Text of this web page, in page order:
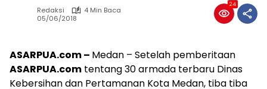
Redaksi
4 Min Baca
05/06/2018
24
ASARPUA.com – Medan – Setelah pemberitaan
ASARPUA.com tentang 30 armada terbaru Dinas
Kebersihan dan Pertamanan Kota Medan, tiba tiba